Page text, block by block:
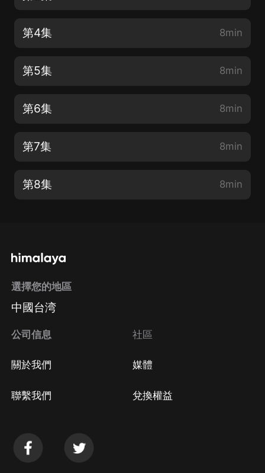
第4集 8min
第5集 8min
第6集 8min
第7集 8min
第8集 8min
選擇您的地區
中國台湾
公司信息
關於我們
聯繫我們
社區
媒體
兌換權益